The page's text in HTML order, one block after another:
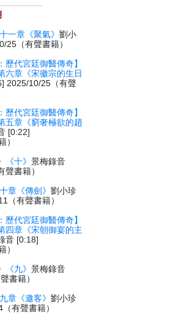
一章《聚氣》劉小
25（有聲書籍）
歷代宮廷御醫傳奇】
六章《宋徽宗的生日
2025/10/25（有聲
歷代宮廷御醫傳奇】
五章《窮奢極欲的趙
[0:22]
）
《十》景梅錄音
書籍）
章《傳劍》劉小珍
（有聲書籍）
歷代宮廷御醫傳奇】
四章《宋朝御宴的主
音 [0:18]
）
《九》景梅錄音
書籍）
章《邀客》劉小珍
有聲書籍）